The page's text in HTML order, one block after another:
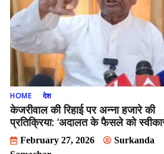
HOME देश
केजरीवाल की रिहाई पर अन्ना हजारे की
प्रतिक्रिया: ‘अदालत के फैसले को
February 27, 2026
Surkanda